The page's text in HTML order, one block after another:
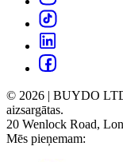
© 2026 | BUYDO
aizsargātas.
20 Wenlock Road,
Mēs pieņemam: